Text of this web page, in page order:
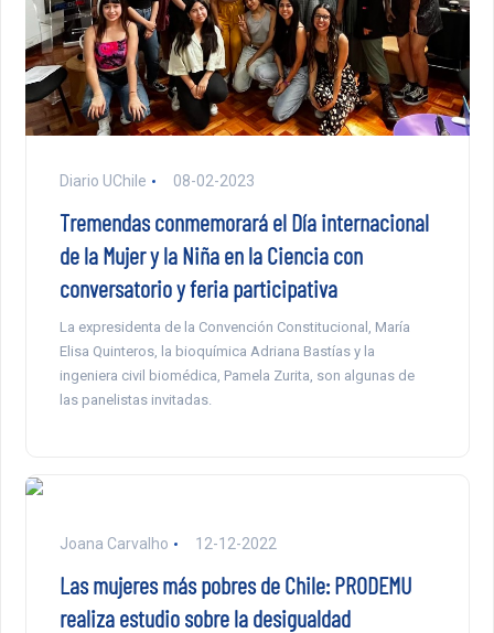
Diario UChile 08-02-2023
Tremendas conmemorará el Día internacional
de la Mujer y la Niña en la Ciencia con
conversatorio y feria participativa
La expresidenta de la Convención Constitucional, María
Elisa Quinteros, la bioquímica Adriana Bastías y la
ingeniera civil biomédica, Pamela Zurita, son algunas de
las panelistas invitadas.
Joana Carvalho 12-12-2022
Las mujeres más pobres de Chile: PRODEMU
realiza estudio sobre la desigualdad